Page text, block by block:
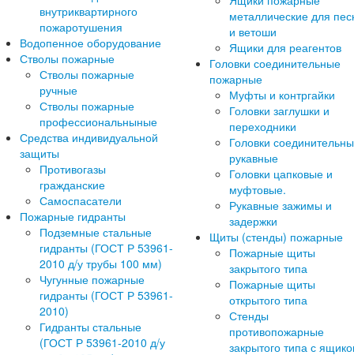
внутриквартирного
пожаротушения
Водопенное оборудование
Стволы пожарные
Стволы пожарные
ручные
Стволы пожарные
профессиональныные
Средства индивидуальной
защиты
Противогазы
гражданские
Самоспасатели
Пожарные гидранты
Подземные стальные
гидранты (ГОСТ Р 53961-
2010 д/у трубы 100 мм)
Чугунные пожарные
гидранты (ГОСТ Р 53961-
2010)
Гидранты стальные
(ГОСТ Р 53961-2010 д/у
металлические для
и ветоши
Ящики для реагентов
Головки соединительные
пожарные
Муфты и контргайки
Головки заглушки и
переходники
Головки
рукавные
Головки цапковые и
муфтовые.
Рукавные зажимы и
задержки
Щиты (стенды) пожарные
Пожарные щиты
закрытого типа
Пожарные щиты
открытого типа
Стенды
противопожарные
закрытого типа с